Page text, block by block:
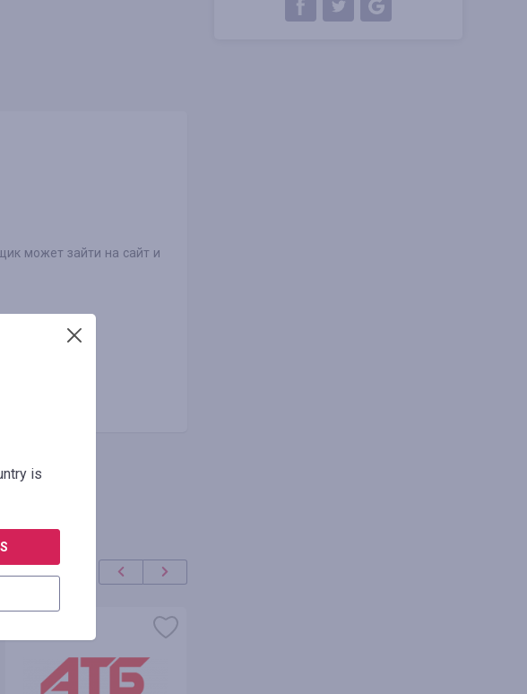
может зайти на сайт и
is